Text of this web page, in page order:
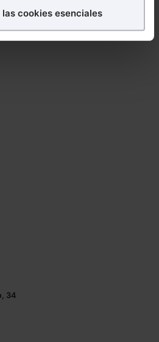
sea óptima
las esenciales
aquellas imprescindibles.
que quieras permitir en tu
ninguna utilizaremos
cookies esenciales
34